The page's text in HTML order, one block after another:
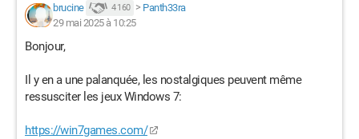
brucine 4 160 > Panth33ra
29 mai 2025 à 10:25
Bonjour,
Il y en a une palanquée, les nostalgiques peuvent même
ressusciter les jeux Windows 7:
https://win7games.com/